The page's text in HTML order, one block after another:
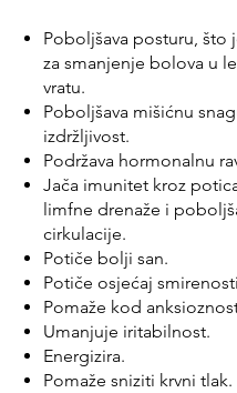
Poboljšava posturu, što
za smanjenje bolova u
vratu.
Poboljšava mišićnu
izdržljivost.
Podržava hormonalnu
Jača imunitet kroz
limfne drenaže i
cirkulacije.
Potiče bolji san.
Potiče osjećaj
Pomaže kod
Umanjuje iritabilnost.
Energizira.
Pomaže sniziti krvni tlak.